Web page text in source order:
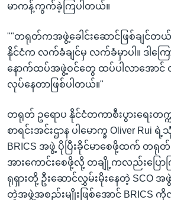
မာကန့်ကွက်ခဲ့ကြပါတယ်။
""တရုတ်ကအဖွဲ့ခေါင်းဆောင်ဖြစ်ချင်တယ်။
နိုင်ငံက လက်ခံချင်မှ လက်ခံမှာပါ။ ဒါက
နောက်ထပ်အဖွဲ့ဝင်တွေ ထပ်ပါလာအော
လုပ်နေတာဖြစ်ပါတယ်။"
တရုတ် ဥရောပ နိုင်ငံတကာစီးပွားရေးတ
စာရင်းအင်းဌာန ပါမောက္ခ Oliver Rui
BRICS အဖွဲ့ ပိုပြီးခိုင်မာစေဖို့ထက် တရု
အားကောင်းစေဖို့လို့ တချို့ကလည်းပြေ
ရုရှားတို့ ဦးဆောင်လွှမ်းမိုးနေတဲ့ SCO
တဲ့အဖွဲ့အစည်းမျိုးဖြစ်အောင် BRICS